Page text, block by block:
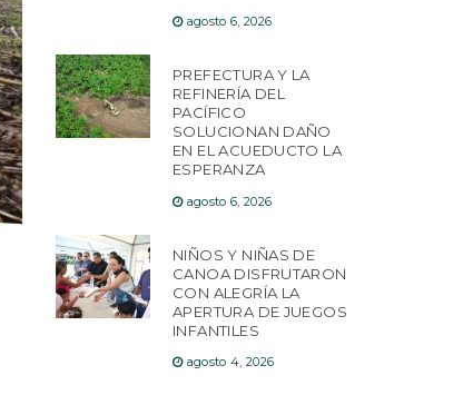
agosto 6, 2026
PREFECTURA Y LA
REFINERÍA DEL
PACÍFICO
SOLUCIONAN DAÑO
EN EL ACUEDUCTO LA
ESPERANZA
agosto 6, 2026
NIÑOS Y NIÑAS DE
CANOA DISFRUTARON
CON ALEGRÍA LA
APERTURA DE JUEGOS
INFANTILES
agosto 4, 2026